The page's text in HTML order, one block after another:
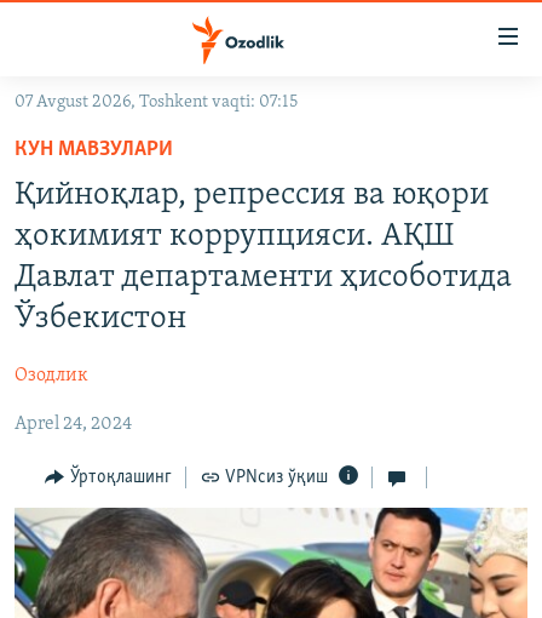
Асосий
навигацияга
ўтинг
Қидиришга
ўтинг
OZODARXIV
На русском
Озодлик бошқа тилларда
07 Avgust 2026, Toshkent vaqti: 07:15
КУН МАВЗУЛАРИ
Қийноқлар, репрессия ва юқори
ҳокимият коррупцияси. АҚШ
Давлат департаменти ҳисоботида
Ўзбекистон
Озодлик
Aprel 24, 2024
Ўртоқлашинг VPNсиз ўқиш